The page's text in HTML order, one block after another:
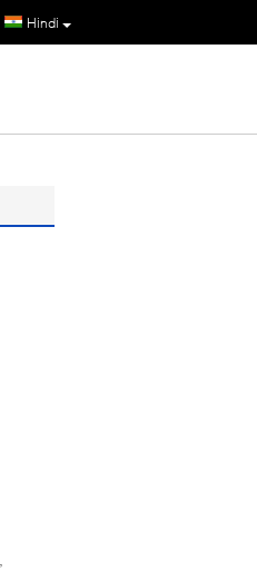
Hindi